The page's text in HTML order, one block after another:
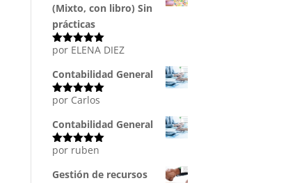
(Mixto, con libro) Sin
prácticas
Valorado
por ELENA DIEZ
Contabilidad General
Valorado
por Carlos
Contabilidad General
Valorado
por ruben
Gestión de recursos